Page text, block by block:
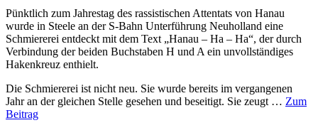
Pünktlich zum Jahrestag des rassistischen Attentats von Hanau
wurde in Steele an der S-Bahn Unterführung Neuholland eine
Schmiererei entdeckt mit dem Text „Hanau – Ha – Ha“, der durch
Verbindung der beiden Buchstaben H und A ein unvollständiges
Hakenkreuz enthielt.
Die Schmiererei ist nicht neu. Sie wurde bereits im vergangenen
Jahr an der gleichen Stelle gesehen und beseitigt. Sie zeugt … Zum
Beitrag